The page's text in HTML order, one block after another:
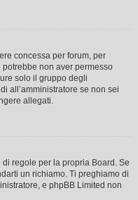
concessa per forum, per
potrebbe non aver permesso
solo il gruppo degli
all’amministratore se non sei
allegati.
regole per la propria Board. Se
un richiamo. Ti preghiamo di
e phpBB Limited non